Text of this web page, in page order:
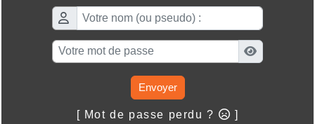
Envoyer
[ Mot de passe perdu ? ]